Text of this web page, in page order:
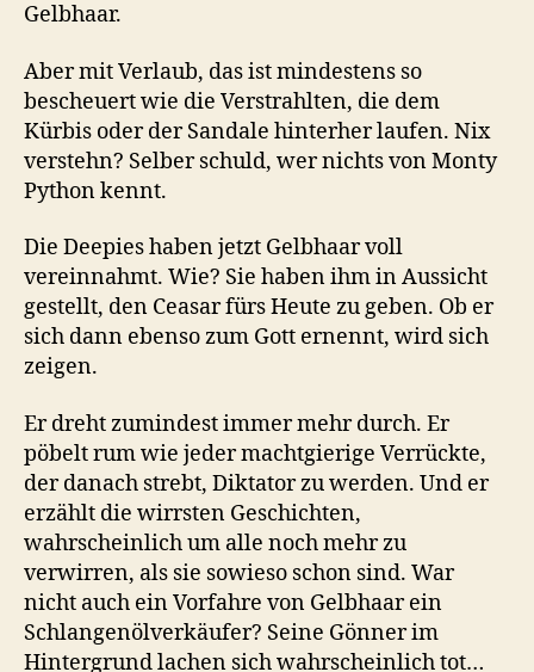
Gelbhaar.
Aber mit Verlaub, das ist mindestens so
bescheuert wie die Verstrahlten, die dem
Kürbis oder der Sandale hinterher laufen. Nix
verstehn? Selber schuld, wer nichts von Monty
Python kennt.
Die Deepies haben jetzt Gelbhaar voll
vereinnahmt. Wie? Sie haben ihm in Aussicht
gestellt, den Ceasar fürs Heute zu geben. Ob er
sich dann ebenso zum Gott ernennt, wird sich
zeigen.
Er dreht zumindest immer mehr durch. Er
pöbelt rum wie jeder machtgierige Verrückte,
der danach strebt, Diktator zu werden. Und er
erzählt die wirrsten Geschichten,
wahrscheinlich um alle noch mehr zu
verwirren, als sie sowieso schon sind. War
nicht auch ein Vorfahre von Gelbhaar ein
Schlangenölverkäufer? Seine Gönner im
Hintergrund lachen sich wahrscheinlich tot…